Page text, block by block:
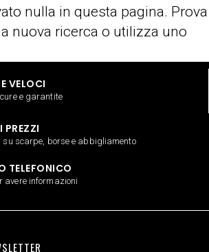
nulla in questa pagina. Prova
nuova ricerca o utilizza uno
VELOCI
e garantite
PREZZI
su scarpe, borse e abbigliamento
TELEFONICO
avere informazioni